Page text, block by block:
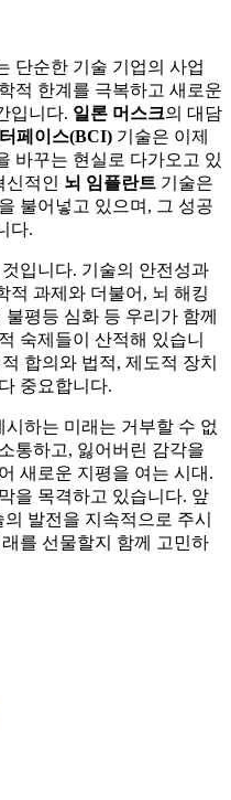
단순한 기술 기업의 사업
적 한계를 극복하고 새로운
입니다. 일론 머스크의 대담
페이스(BCI) 기술은 이제
바꾸는 현실로 다가오고 있
신적인 뇌 임플란트 기술은
불어넣고 있으며, 그 성공
다.
입니다. 기술의 안전성과
적 과제와 더불어, 뇌 해킹
평등 심화 등 우리가 함께
숙제들이 산적해 있습니
합의와 법적, 제도적 장치
중요합니다.
하는 미래는 거부할 수 없
통하고, 잃어버린 감각을
새로운 지평을 여는 시대.
을 목격하고 있습니다. 앞
발전을 지속적으로 주시
를 선물할지 함께 고민하